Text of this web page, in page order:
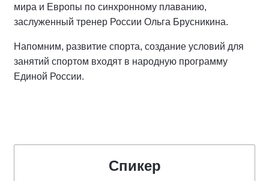
мира и Европы по синхронному плаванию,
заслуженный тренер России Ольга Брусникина.
Напомним, развитие спорта, создание условий для
занятий спортом входят в народную программу
Единой России.
Спикер